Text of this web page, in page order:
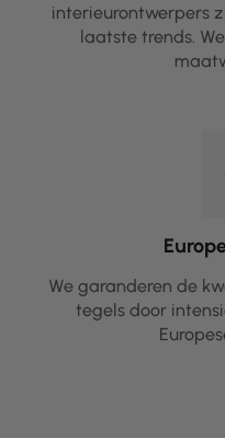
interieurontwerpers
laatste trends.
We garanderen de
tegels door